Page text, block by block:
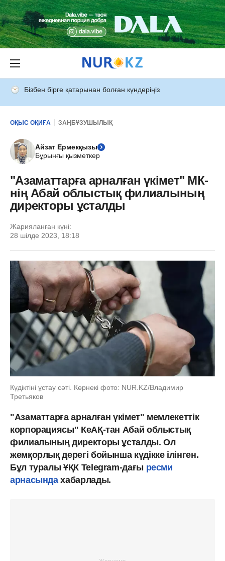
Бізбен бірге қатарынан болған күндеріңіз
ОҚЫС ОҚИҒА ЗАҢБҰЗУШЫЛЫҚ
Айзат Ермекқызы
Бұрынғы қызметкер
"Азаматтарға арналған үкімет" МК-
нің Абай облыстық филиалының
директоры ұсталды
Жарияланған күні:
28 шілде 2023, 18:18
Күдіктіні ұстау сәті. Көрнекі фото: NUR.KZ/Владимир
Третьяков
"Азаматтарға арналған үкімет" мемлекеттік
корпорациясы" КеАҚ-тан Абай облыстық
филиалының директоры ұсталды. Ол
жемқорлық дерегі бойынша күдікке ілінген.
Бұл туралы ҰҚК Telegram-дағы ресми
арнасындахабарлады.